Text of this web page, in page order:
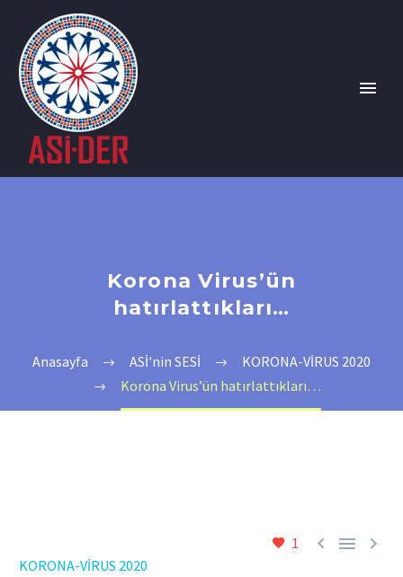
Korona Virus’ün
hatırlattıkları…
Anasayfa ASİ'nin SESİ
KORONA-VİRUS 2020
Korona Virus’ün hatırlattıkları…
1   
KORONA-VİRUS 2020